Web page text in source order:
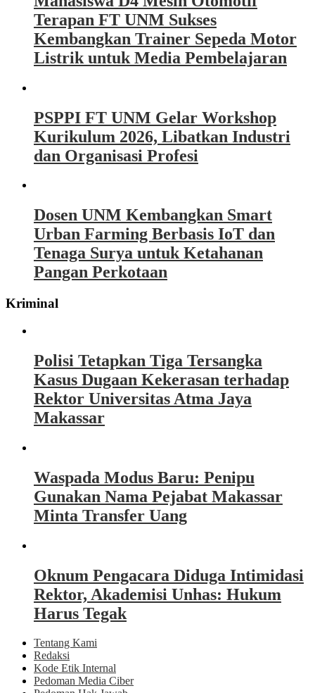
Terapan FT UNM Sukses
Kembangkan Trainer Sepeda Motor
Listrik untuk Media Pembelajaran
PSPPI FT UNM Gelar Workshop
Kurikulum 2026, Libatkan Industri
dan Organisasi Profesi
Dosen UNM Kembangkan Smart
Urban Farming Berbasis IoT dan
Tenaga Surya untuk Ketahanan
Pangan Perkotaan
Kriminal
Polisi Tetapkan Tiga Tersangka
Kasus Dugaan Kekerasan terhadap
Rektor Universitas Atma Jaya
Makassar
Waspada Modus Baru: Penipu
Gunakan Nama Pejabat Makassar
Minta Transfer Uang
Oknum Pengacara Diduga Intimidasi
Rektor, Akademisi Unhas: Hukum
Harus Tegak
Tentang Kami
Redaksi
Kode Etik Internal
Pedoman Media Ciber